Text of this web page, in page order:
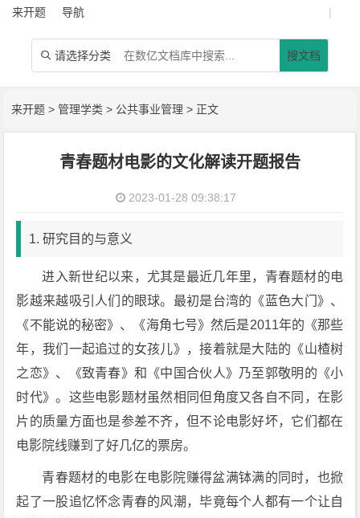
来开题 导航 |
 请选择分类 搜文档
来开题 >管理学类 > 公共事业管理 > 正文
青春题材电影的文化解读开题报告
2023-01-28 09:38:17
1. 研究目的与意义
进入新世纪以来，尤其是最近几年里，青春题材的电
影越来越吸引人们的眼球。最初是台湾的《蓝色大门》、
《不能说的秘密》、《海角七号》然后是2011年的《那些
年，我们一起追过的女孩儿》，接着就是大陆的《山楂树
之恋》、《致青春》和《中国合伙人》乃至郭敬明的《小
时代》。这些电影题材虽然相同但角度又各自不同，在影
片的质量方面也是参差不齐，但不论电影好坏，它们都在
电影院线赚到了好几亿的票房。
青春题材的电影在电影院赚得盆满钵满的同时，也掀
起了一股追忆怀念青春的风潮，毕竟每个人都有一个让自